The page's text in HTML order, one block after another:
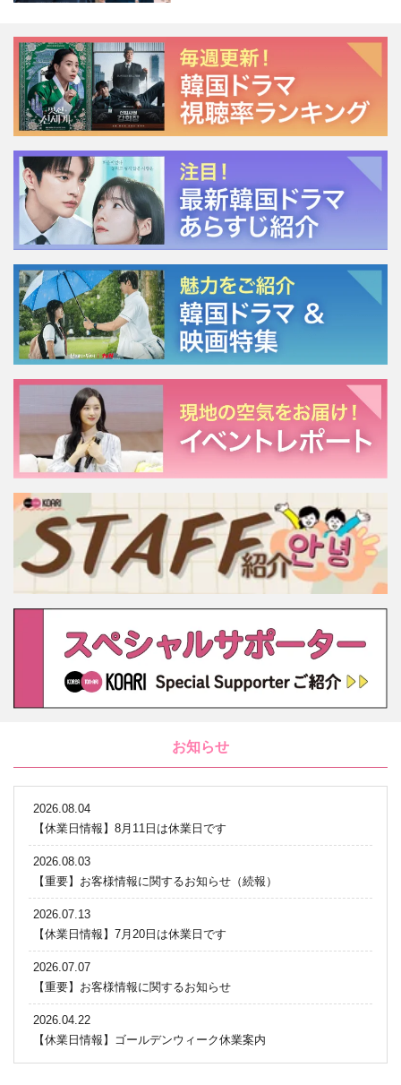
お知らせ
2026.08.04
【休業日情報】8月11日は休業日です
2026.08.03
【重要】お客様情報に関するお知らせ（続報）
2026.07.13
【休業日情報】7月20日は休業日です
2026.07.07
【重要】お客様情報に関するお知らせ
2026.04.22
【休業日情報】ゴールデンウィーク休業案内